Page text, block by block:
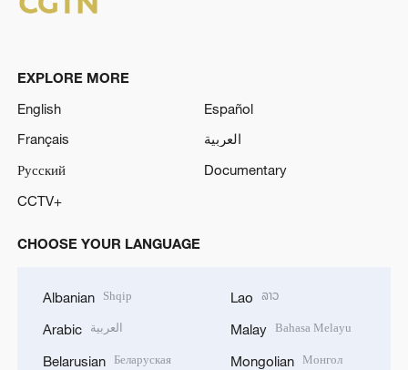
EXPLORE MORE
English
Español
Français
العربية
Русский
Documentary
CCTV+
CHOOSE YOUR LANGUAGE
Albanian Shqip
Arabic العربية
Belarusian Беларуская
Lao ລາວ
Malay Bahasa Melayu
Mongolian Монгол